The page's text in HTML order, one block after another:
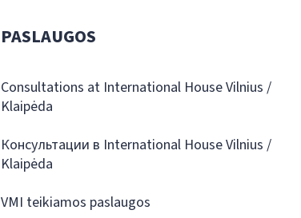
PASLAUGOS
Consultations at International House Vilnius /
Klaipėda
Консультации в International House Vilnius /
Klaipėda
VMI teikiamos paslaugos